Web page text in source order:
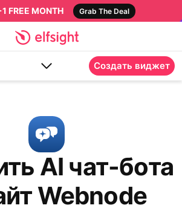
FREE MONTH Grab The Deal
Создать виджет
AI чат-бота
Webnode